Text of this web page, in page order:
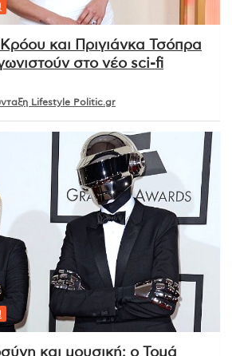
και Πριγιάνκα Τσόπρα
στο νέο sci-fi
Lifestyle Politic.gr
και μουσική: ο Τομά